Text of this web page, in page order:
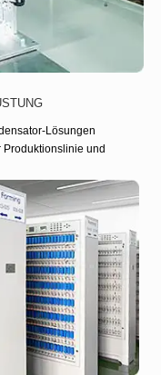
SUPERKONDENSATOR-
Lösungen
und